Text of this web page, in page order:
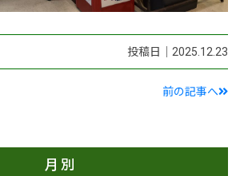
投稿日｜2025.12.23
前の記事へ
月別